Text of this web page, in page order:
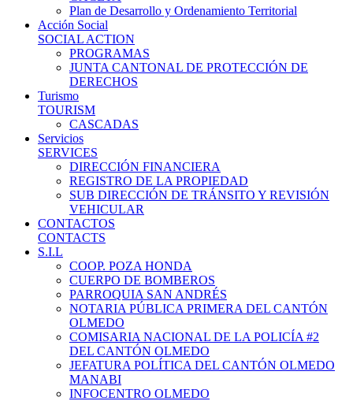
Plan de Desarrollo y Ordenamiento Territorial
Acción Social
SOCIAL ACTION
PROGRAMAS
JUNTA CANTONAL DE PROTECCIÓN DE
DERECHOS
Turismo
TOURISM
CASCADAS
Servicios
SERVICES
DIRECCIÓN FINANCIERA
REGISTRO DE LA PROPIEDAD
SUB DIRECCIÓN DE TRÁNSITO Y REVISIÓN
VEHICULAR
CONTACTOS
CONTACTS
S.I.L
COOP. POZA HONDA
CUERPO DE BOMBEROS
PARROQUIA SAN ANDRÉS
NOTARIA PÚBLICA PRIMERA DEL CANTÓN
OLMEDO
COMISARIA NACIONAL DE LA POLICÍA #2
DEL CANTÓN OLMEDO
JEFATURA POLÍTICA DEL CANTÓN OLMEDO
MANABI
INFOCENTRO OLMEDO